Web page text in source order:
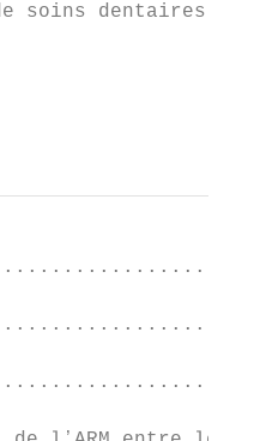
soins